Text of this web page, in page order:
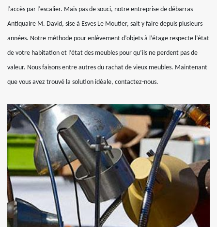
l’accès par l’escalier. Mais pas de souci, notre entreprise de débarras
Antiquaire M. David, sise à Esves Le Moutier, sait y faire depuis plusieurs
années. Notre méthode pour enlèvement d’objets à l’étage respecte l’état
de votre habitation et l’état des meubles pour qu’ils ne perdent pas de
valeur. Nous faisons entre autres du rachat de vieux meubles. Maintenant
que vous avez trouvé la solution idéale, contactez-nous.